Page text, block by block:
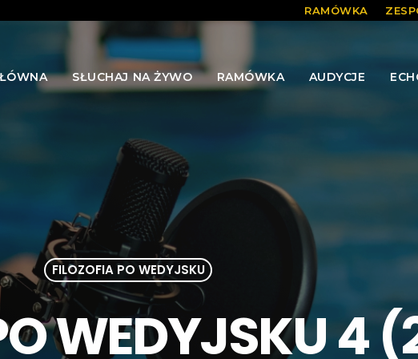
RAMÓWKA
SŁUCHAJ NA ŻYWO RAMÓWKA AUDYCJE
FILOZOFIA PO WEDYJSKU
WEDYJSKU 4